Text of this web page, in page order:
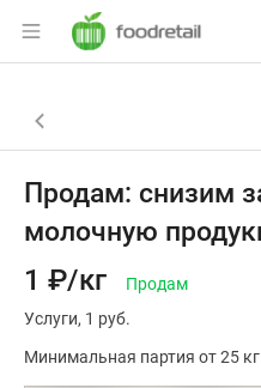
Раздел навигации
Объявление:
Навигация и
Назад к списку объявлений
Продам: снизим
молочную
1 ₽/кг
Продам
Услуги 1 руб.
Минимальная партия от 25